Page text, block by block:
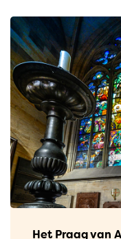
(Tsjechisch voor
in zwang, mede
de stijl ‘Nicht
besloot de
omgetoverd
eeuwse stad. In
ontzettend veel
Praag zich nu er
belangrijkste art
Het Praag van